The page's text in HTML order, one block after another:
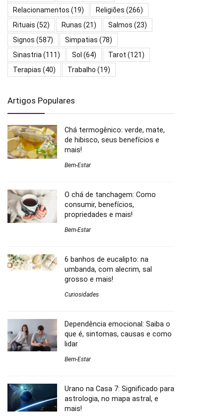
Relacionamentos (19) Religiões (266)
Rituais (52) Runas (21) Salmos (23)
Signos (587) Simpatias (78)
Sinastria(111) Sol (64) Tarot (121)
Terapias (40) Trabalho (19)
Artigos Populares
Chá termogênico: verde, mate,
de hibisco, seus benefícios e
mais!
Bem-Estar
O chá de tanchagem: Como
consumir, benefícios,
propriedades e mais!
Bem-Estar
6 banhos de eucalipto: na
umbanda, com alecrim, sal
grosso e mais!
Curiosidades
Dependência emocional: Saiba o
que é, sintomas, causas e como
lidar
Bem-Estar
Urano na Casa 7: Significado para
astrologia, no mapa astral, e
mais!